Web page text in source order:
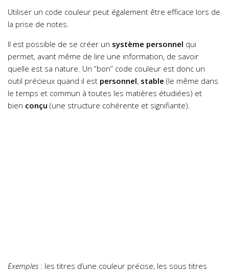
Utiliser un code couleur peut également être efficace lors de
la prise de notes.
ll est possible de se créer un système personnel qui
permet, avant même de lire une information, de savoir
quelle est sa nature. Un “bon” code couleur est donc un
outil précieux quand il est personnel, stable (le même dans
le temps et commun à toutes les matières étudiées) et
bien conçu (une structure cohérente et signifiante).
Exemples : les titres d’une couleur précise, les sous titres